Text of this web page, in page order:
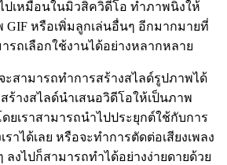
ปเหมือนในมิวสิควิดีโอ ทำภาพนิ่งให้
GIF หรือเพิ่มลูกเล่นอื่นๆ อีกมากมายที่
ถเลือกใช้งานได้อย่างหลากหลาย
สามารถทำการสร้างสไลด์รูปภาพได้
ร้างสไลด์นำเสนอวิดีโอให้เป็นภาพ
ยเราสามารถนำไปประยุกต์ใช้กับการ
าได้เลย หรือจะทำการตัดต่อเสียงเพลง
ลงไปก็สามารถทำได้อย่างง่ายดายด้วย